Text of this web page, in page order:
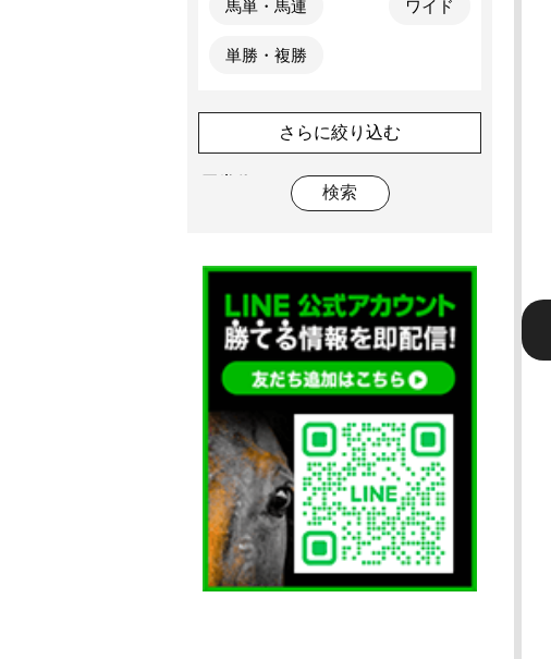
馬単・馬連 ワイド
単勝・複勝
さらに絞り込む
点数
10点未満 20点未満
30点未満 50点未満
特典
有 無
検索